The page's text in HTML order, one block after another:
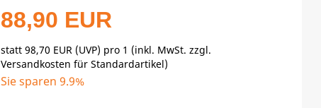
88,90 EUR
statt98,70 EUR (UVP) pro 1 (inkl. MwSt. zzgl.
Versandkosten für Standardartikel)
Sie sparen 9.9%